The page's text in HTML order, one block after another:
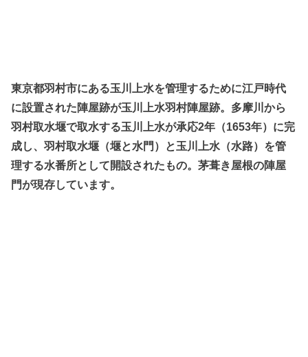
東京都羽村市にある玉川上水を管理するために江戸時代
に設置された陣屋跡が玉川上水羽村陣屋跡。多摩川から
羽村取水堰で取水する玉川上水が承応2年（1653年）に完
成し、羽村取水堰（堰と水門）と玉川上水（水路）を管
理する水番所として開設されたもの。茅葺き屋根の陣屋
門が現存しています。